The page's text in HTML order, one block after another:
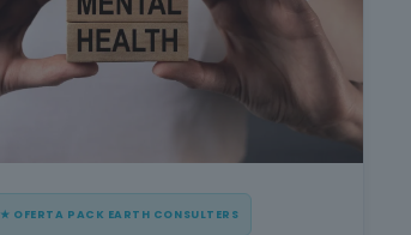
★ OFERTA PACK EARTH CONSULTERS